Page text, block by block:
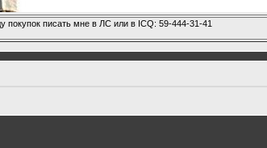
писать мне в ЛС или в ICQ: 59-444-31-41